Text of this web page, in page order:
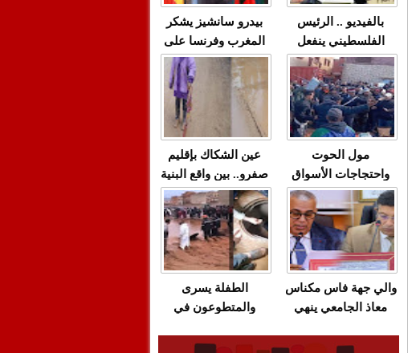
بيدرو سانشيز يشكر
المغرب وفرنسا على
استعادة الكهرباء عقب
انقطاعه في شبه
الجزيرة الإيبيرية
بالفيديو .. الرئيس
الفلسطيني ينفعل
ويهاجم حماس بألفاظ
قاسية على الهواء
عين الشكاك بإقليم
صفرو.. بين واقع البنية
التحتية المهترئة
والحملات الانتخابية
المبكرة(فيديو)
مول الحوت
واحتجاجات الأسواق
الأسبوعية/الاحتقان
الصامت والتراشق
بـ"الصناديق"/أخنوش
يرد بالصمت المريب
الطفلة يسرى
والمتطوعون في
وقنوات صرف صحي
والي جهة فاس مكناس
معاذ الجامعي ينهي
والعمال مع شركة